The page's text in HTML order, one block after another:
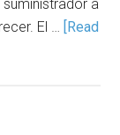
a
El … [Read